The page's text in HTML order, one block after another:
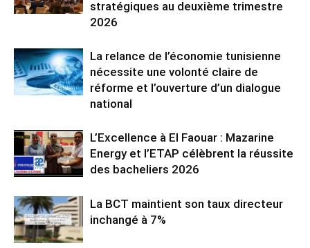
stratégiques au deuxième trimestre
2026
La relance de l’économie tunisienne
nécessite une volonté claire de
réforme et l’ouverture d’un dialogue
national
L’Excellence à El Faouar : Mazarine
Energy et l’ETAP célèbrent la réussite
des bacheliers 2026
La BCT maintient son taux directeur
inchangé à 7%